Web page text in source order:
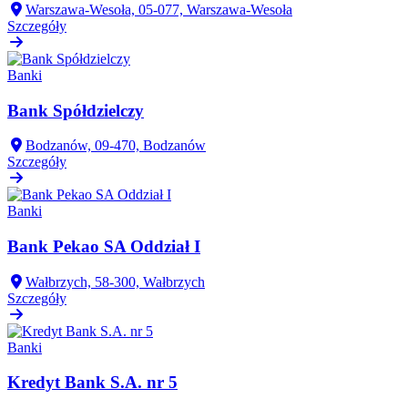
Warszawa-Wesoła, 05-077, Warszawa-Wesoła
Szczegóły
Banki
Bank Spółdzielczy
Bodzanów, 09-470, Bodzanów
Szczegóły
Banki
Bank Pekao SA Oddział I
Wałbrzych, 58-300, Wałbrzych
Szczegóły
Banki
Kredyt Bank S.A. nr 5